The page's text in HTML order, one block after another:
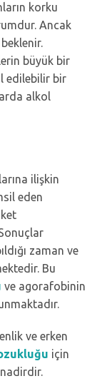
korku
Ancak
büyük bir
edilebilir bir
alkol
ilişkin
eden
zaman ve
Bu
ve agorafobinin
ve erken
için